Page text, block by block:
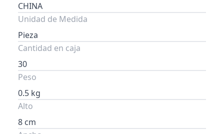
CHINA
Unidad de Medida
Pieza
Cantidad en caja
30
Peso
0.5 kg
Alto
8 cm